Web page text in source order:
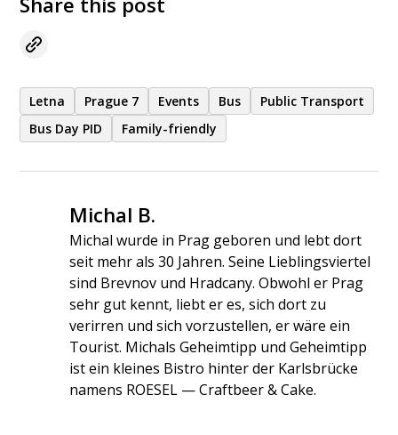
Letna Prague 7 Events Bus
Public Transport
Bus Day PID
Family-friendly
Michal B.
Michal wurde in Prag geboren und lebt dort
seit mehr als 30 Jahren. Seine Lieblingsviertel
sind Brevnov und Hradcany. Obwohl er Prag
sehr gut kennt, liebt er es, sich dort zu
verirren und sich vorzustellen, er wäre ein
Tourist. Michals Geheimtipp und Geheimtipp
ist ein kleines Bistro hinter der Karlsbrücke
namens ROESEL — Craftbeer & Cake.